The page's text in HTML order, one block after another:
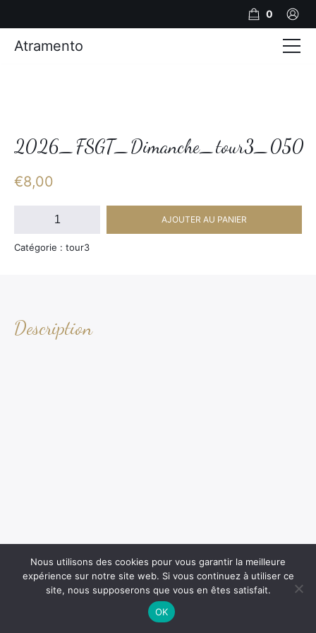
2026_FSGT_Dimanche_tour3_050
€8,00
quantité
2026_FSGT_Dimanche_tour3_050
AJOUTER AU PANIER
Catégorie : tour3
Description
0
Atramento
Photos
Nous utilisons des cookies pour vous garantir la meilleure
expérience sur notre site web. Si vous continuez à utiliser ce
site, nous supposerons que vous en êtes satisfait.
OK